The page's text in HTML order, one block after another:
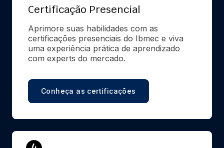
Certificação Presencial
Aprimore suas habilidades com as
certificações presenciais do Ibmec e viva
uma experiência prática de aprendizado
com experts do mercado.
Conheça as certificações